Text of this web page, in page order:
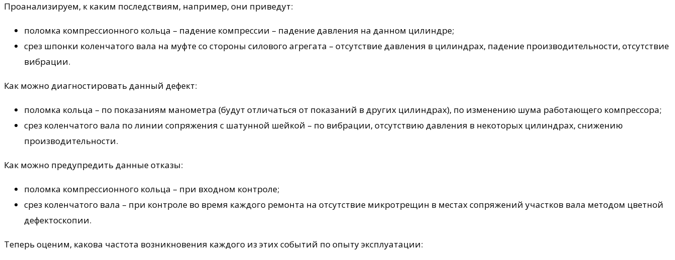
Проанализируем, к каким последствиям, например, они приведут:
поломка компрессионного кольца – падение компрессии – падение давления на данном цилиндре;
срез шпонки коленчатого вала на муфте со стороны силового агрегата – отсутствие давления в цилиндрах, падение производительности, отсутствие
вибрации.
Как можно диагностировать данный дефект:
поломка кольца – по показаниям манометра (будут отличаться от показаний в других цилиндрах), по изменению шума работающего компрессора;
срез коленчатого вала по линии сопряжения с шатунной шейкой – по вибрации, отсутствию давления в некоторых цилиндрах, снижению
производительности.
Как можно предупредить данные отказы:
поломка компрессионного кольца – при входном контроле;
срез коленчатого вала – при контроле во время каждого ремонта на отсутствие микротрещин в местах сопряжений участков вала методом цветной
дефектоскопии.
Теперь оценим, какова частота возникновения каждого из этих событий по опыту эксплуатации: